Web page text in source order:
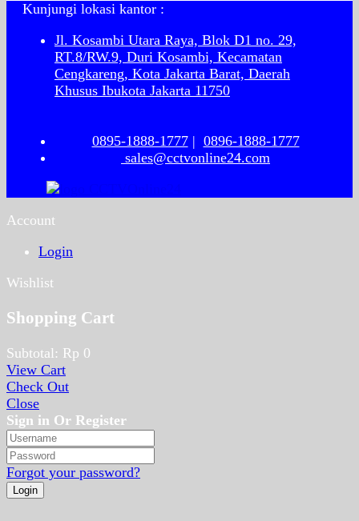
Kunjungi lokasi kantor :
Jl. Kosambi Utara Raya, Blok D1 no. 29,
RT.8/RW.9, Duri Kosambi, Kecamatan
Cengkareng, Kota Jakarta Barat, Daerah
Khusus Ibukota Jakarta 11750
0895-1888-1777| 0896-1888-1777
sales@cctvonline24.com
Account
Login
Wishlist
Shopping Cart
Subtotal: Rp 0
View Cart
Check Out
Close
Sign in Or Register
Forgot your password?